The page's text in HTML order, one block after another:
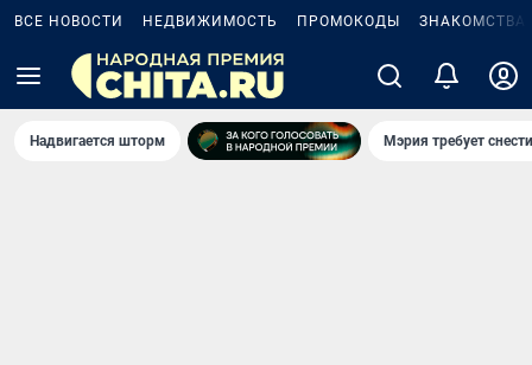
ВСЕ НОВОСТИ НЕДВИЖИМОСТЬ ПРОМОКОДЫ ЗНАКОМСТВА
Надвигается шторм Мэрия требует